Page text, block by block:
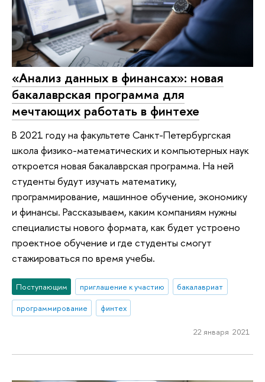
«Анализ данных в финансах»: новая
бакалаврская программа для
мечтающих работать в финтехе
В 2021 году на факультете Санкт-Петербургская
школа физико-математических и компьютерных наук
откроется новая бакалаврская программа. На ней
студенты будут изучать математику,
программирование, машинное обучение, экономику
и финансы. Рассказываем, каким компаниям нужны
специалисты нового формата, как будет устроено
проектное обучение и где студенты смогут
стажироваться по время учебы.
Поступающим приглашение к участию
бакалавриат
программирование
финтех
22 января 2021